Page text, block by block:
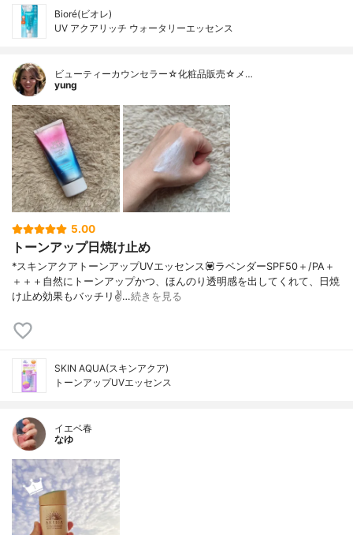
Bioré(ビオレ)
UV アクアリッチ ウォータリーエッセンス
ビューティーカウンセラー☆化粧品販売☆メ…
yung
5.00
トーンアップ日焼け止め
*スキンアクアトーンアップUVエッセンス💟ラベンダーSPF50＋/PA＋
＋＋＋自然にトーンアップかつ、ほんのり透明感を出してくれて、日焼
け止め効果もバッチリ✌️…続きを見る
SKIN AQUA(スキンアクア)
トーンアップUVエッセンス
イエベ春
なゆ